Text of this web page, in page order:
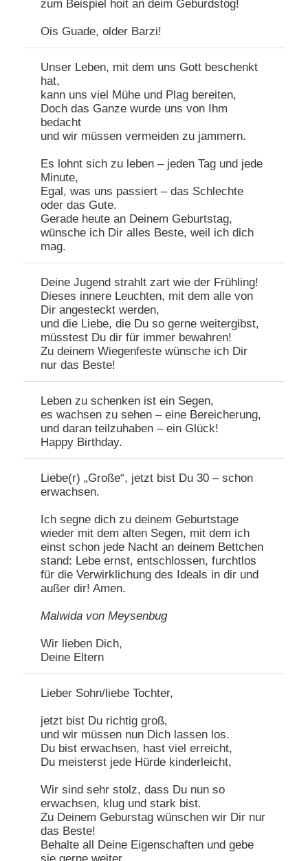
zum Beispiel hoit an deim Geburdstog!
Ois Guade, older Barzi!
Unser Leben, mit dem uns Gott beschenkt
hat,
kann uns viel Mühe und Plag bereiten,
Doch das Ganze wurde uns von Ihm
bedacht
und wir müssen vermeiden zu jammern.
Es lohnt sich zu leben – jeden Tag und jede
Minute,
Egal, was uns passiert – das Schlechte
oder das Gute.
Gerade heute an Deinem Geburtstag,
wünsche ich Dir alles Beste, weil ich dich
mag.
Deine Jugend strahlt zart wie der Frühling!
Dieses innere Leuchten, mit dem alle von
Dir angesteckt werden,
und die Liebe, die Du so gerne weitergibst,
müsstest Du dir für immer bewahren!
Zu deinem Wiegenfeste wünsche ich Dir
nur das Beste!
Leben zu schenken ist ein Segen,
es wachsen zu sehen – eine Bereicherung,
und daran teilzuhaben – ein Glück!
Happy Birthday.
Liebe(r) „Große“, jetzt bist Du 30 – schon
erwachsen.
Ich segne dich zu deinem Geburtstage
wieder mit dem alten Segen, mit dem ich
einst schon jede Nacht an deinem Bettchen
stand: Lebe ernst, entschlossen, furchtlos
für die Verwirklichung des Ideals in dir und
außer dir! Amen.
Malwida von Meysenbug
Wir lieben Dich,
Deine Eltern
Lieber Sohn/liebe Tochter,
jetzt bist Du richtig groß,
und wir müssen nun Dich lassen los.
Du bist erwachsen, hast viel erreicht,
Du meisterst jede Hürde kinderleicht,
Wir sind sehr stolz, dass Du nun so
erwachsen, klug und stark bist.
Zu Deinem Geburstag wünschen wir Dir nur
das Beste!
Behalte all Deine Eigenschaften und gebe